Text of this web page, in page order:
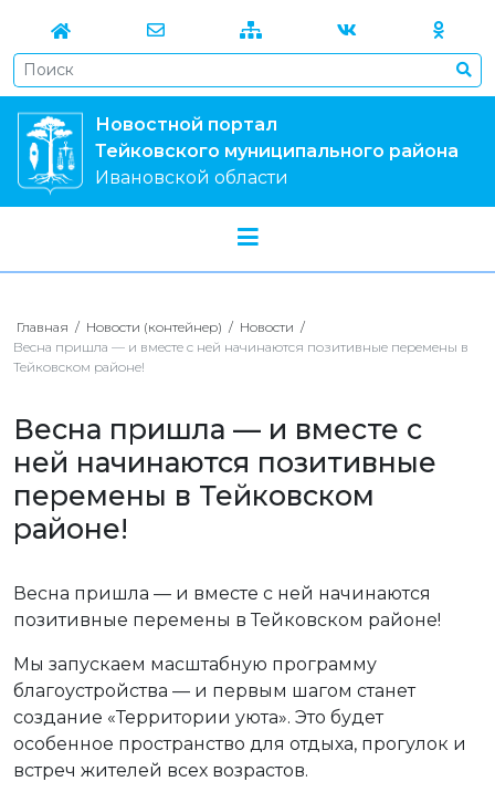
Новостной портал
Тейковского муниципального района
Ивановской области
Главная / Новости (контейнер) / Новости /
Весна пришла — и вместе с ней начинаются позитивные перемены в
Тейковском районе!
Весна пришла — и вместе с
ней начинаются позитивные
перемены в Тейковском
районе!
Весна пришла — и вместе с ней начинаются
позитивные перемены в Тейковском районе!
Мы запускаем масштабную программу
благоустройства — и первым шагом станет
создание «Территории уюта». Это будет
особенное пространство для отдыха, прогулок и
встреч жителей всех возрастов.